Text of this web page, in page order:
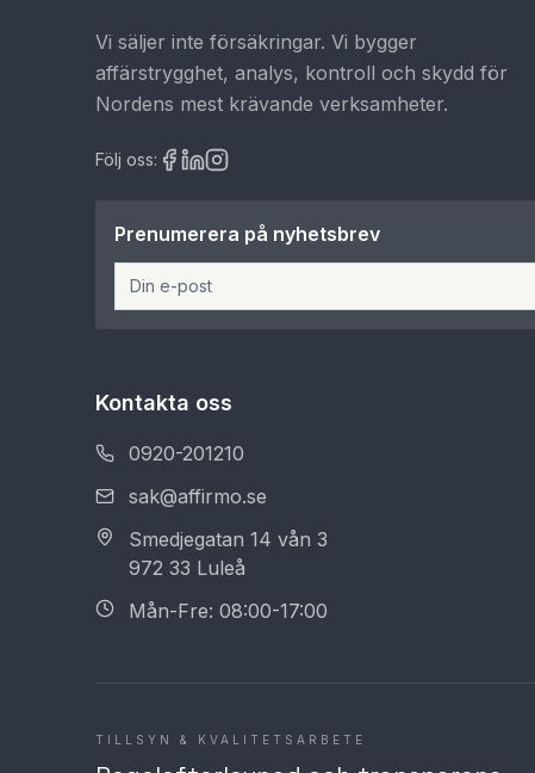
Vi säljer inte försäkringar. Vi bygger
affärstrygghet, analys, kontroll och skydd för
Nordens mest krävande verksamheter.
Följ oss:
Prenumerera på nyhetsbrev
Kontakta oss
0920-201210
sak@affirmo.se
Smedjegatan 14 vån 3
972 33 Luleå
Mån-Fre: 08:00-17:00
TILLSYN & KVALITETSARBETE